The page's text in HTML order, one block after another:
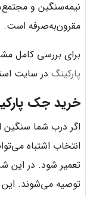
نیمه‌سنگین و
مقرون‌به‌صرفه است.
برای بررسی کامل
پارکینگ در سایت
خرید جک
انتخاب اشتباه
توصیه می‌شوند.